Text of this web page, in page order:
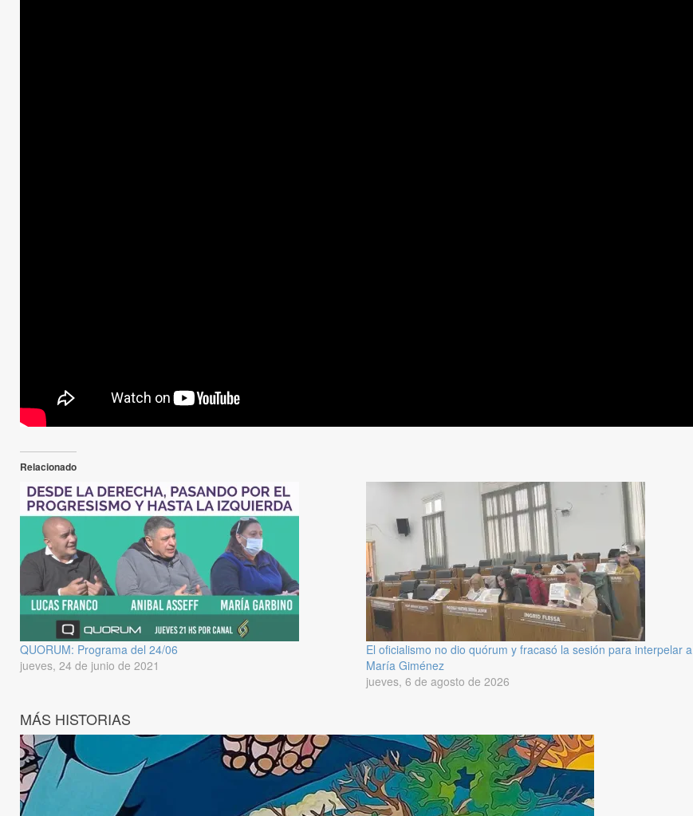
Relacionado
QUORUM: Programa del 24/06
jueves, 24 de junio de 2021
El oficialismo no dio quórum y fracasó la sesión para interpelar a
María Giménez
jueves, 6 de agosto de 2026
MÁS HISTORIAS